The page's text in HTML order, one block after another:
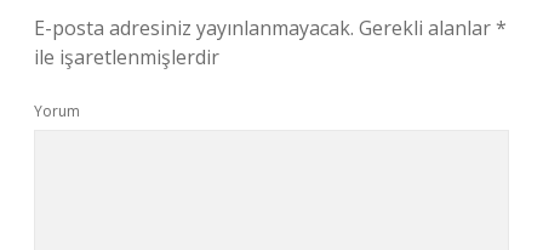
E-posta adresiniz yayınlanmayacak. Gerekli alanlar*
ile işaretlenmişlerdir
Yorum